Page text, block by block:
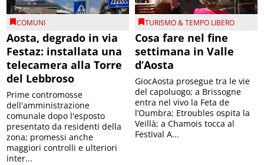
COMUNI
Aosta, degrado in via
Festaz: installata una
telecamera alla Torre
del Lebbroso
Prime contromosse
dell'amministrazione
comunale dopo l'esposto
presentato da residenti della
zona; promessi anche
maggiori controlli e ulteriori
inter...
TURISMO & TEMPO LIBERO
Cosa fare nel fine
settimana in Valle
d’Aosta
GiocAosta prosegue tra le vie
del capoluogo; a Brissogne
entra nel vivo la Feta de
l’Oumbra; Etroubles ospita la
Veillà; a Chamois tocca al
Festival A...